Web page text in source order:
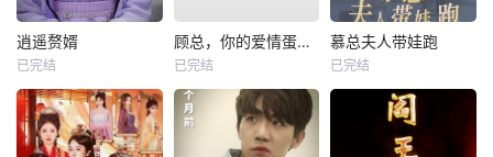
逍遥赘婿
已完结
顾总，你的爱情蛋炒饭已送达
已完结
慕总夫人带娃跑
已完结